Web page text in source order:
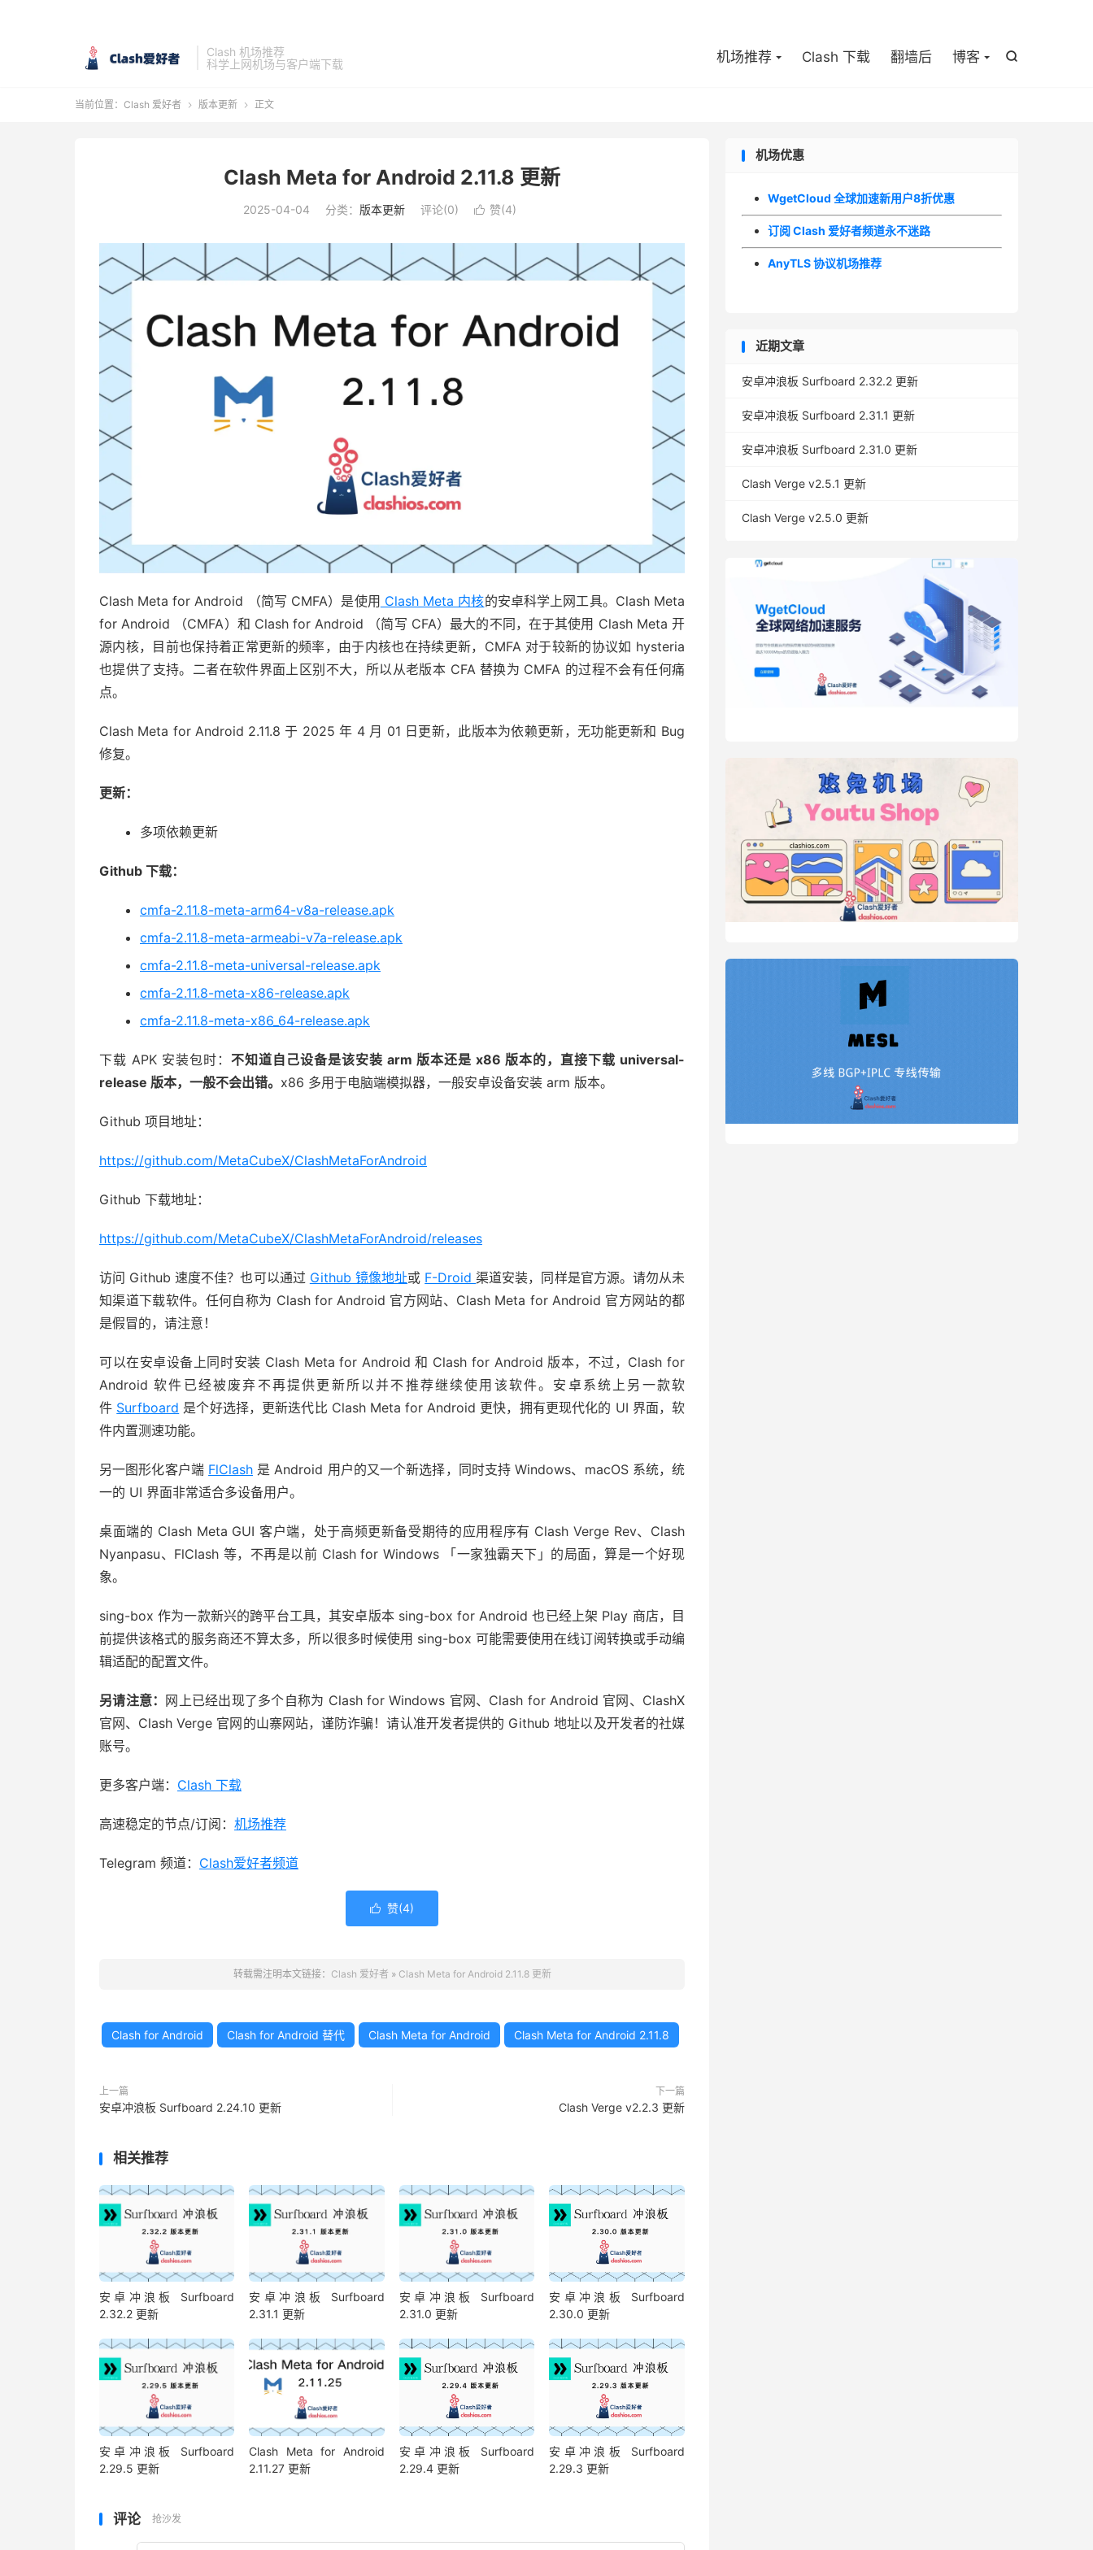
Clash 机场推荐
科学上网机场与客户端下载

机场推荐 Clash 下载 翻墙后 博客
当前位置： Clash 爱好者  版本更新  正文
Clash Meta for Android 2.11.8 更新
2025-04-04 分类： 版本更新 评论(0)  赞(4)
Clash Meta for Android （简写 CMFA）是使用 Clash Meta 内核的安卓科学上网工具。Clash Meta
for Android （CMFA）和 Clash for Android （简写 CFA）最大的不同，在于其使用 Clash Meta 开
源内核，目前也保持着正常更新的频率，由于内核也在持续更新，CMFA 对于较新的协议如 hysteria
也提供了支持。二者在软件界面上区别不大，所以从老版本 CFA 替换为 CMFA 的过程不会有任何痛
点。
Clash Meta for Android 2.11.8 于 2025 年 4 月 01 日更新，此版本为依赖更新，无功能更新和 Bug
修复。
更新：
多项依赖更新
Github 下载：
cmfa-2.11.8-meta-arm64-v8a-release.apk
cmfa-2.11.8-meta-armeabi-v7a-release.apk
cmfa-2.11.8-meta-universal-release.apk
cmfa-2.11.8-meta-x86-release.apk
cmfa-2.11.8-meta-x86_64-release.apk
下载 APK 安装包时： 不知道自己设备是该安装 arm 版本还是 x86 版本的，直接下载 universal-
release 版本，一般不会出错。 x86 多用于电脑端模拟器，一般安卓设备安装 arm 版本。
Github 项目地址：
https://github.com/MetaCubeX/ClashMetaForAndroid
Github 下载地址：
https://github.com/MetaCubeX/ClashMetaForAndroid/releases
访问 Github 速度不佳？也可以通过 Github 镜像地址或 F-Droid 渠道安装，同样是官方源。请勿从未
知渠道下载软件。任何自称为 Clash for Android 官方网站、Clash Meta for Android 官方网站的都
是假冒的，请注意！
可以在安卓设备上同时安装 Clash Meta for Android 和 Clash for Android 版本，不过，Clash for
Android 软件已经被废弃不再提供更新所以并不推荐继续使用该软件。安卓系统上另一款软
件 Surfboard 是个好选择，更新迭代比 Clash Meta for Android 更快，拥有更现代化的 UI 界面，软
件内置测速功能。
另一图形化客户端 FlClash 是 Android 用户的又一个新选择，同时支持 Windows、macOS 系统，统
一的 UI 界面非常适合多设备用户。
桌面端的 Clash Meta GUI 客户端，处于高频更新备受期待的应用程序有 Clash Verge Rev、Clash
Nyanpasu、FlClash 等，不再是以前 Clash for Windows 「一家独霸天下」的局面，算是一个好现
象。
sing-box 作为一款新兴的跨平台工具，其安卓版本 sing-box for Android 也已经上架 Play 商店，目
前提供该格式的服务商还不算太多，所以很多时候使用 sing-box 可能需要使用在线订阅转换或手动编
辑适配的配置文件。
另请注意： 网上已经出现了多个自称为 Clash for Windows 官网、Clash for Android 官网、ClashX
官网、Clash Verge 官网的山寨网站，谨防诈骗！请认准开发者提供的 Github 地址以及开发者的社媒
账号。
更多客户端： Clash 下载
高速稳定的节点/订阅： 机场推荐
Telegram 频道： Clash爱好者频道
 赞(4)
转载需注明本文链接： Clash 爱好者 » Clash Meta for Android 2.11.8 更新
Clash for Android Clash for Android 替代 Clash Meta for Android Clash Meta for Android 2.11.8
上一篇
安卓冲浪板 Surfboard 2.24.10 更新
下一篇
Clash Verge v2.2.3 更新
相关推荐
安卓冲浪板 Surfboard
2.32.2 更新
安卓冲浪板 Surfboard
2.31.1 更新
安卓冲浪板 Surfboard
2.31.0 更新
安卓冲浪板 Surfboard
2.30.0 更新
安卓冲浪板 Surfboard
2.29.5 更新
Clash Meta for Android
2.11.27 更新
安卓冲浪板 Surfboard
2.29.4 更新
安卓冲浪板 Surfboard
2.29.3 更新
评论 抢沙发
机场优惠
WgetCloud 全球加速新用户8折优惠
订阅 Clash 爱好者频道永不迷路
AnyTLS 协议机场推荐
近期文章
安卓冲浪板 Surfboard 2.32.2 更新
安卓冲浪板 Surfboard 2.31.1 更新
安卓冲浪板 Surfboard 2.31.0 更新
Clash Verge v2.5.1 更新
Clash Verge v2.5.0 更新